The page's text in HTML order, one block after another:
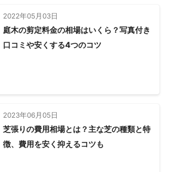
2022年05月03日
庭木の剪定料金の相場はいくら？写真付き
口コミや安くする4つのコツ
2023年06月05日
芝張りの費用相場とは？主な芝の種類と特
徴、費用を安く抑えるコツも